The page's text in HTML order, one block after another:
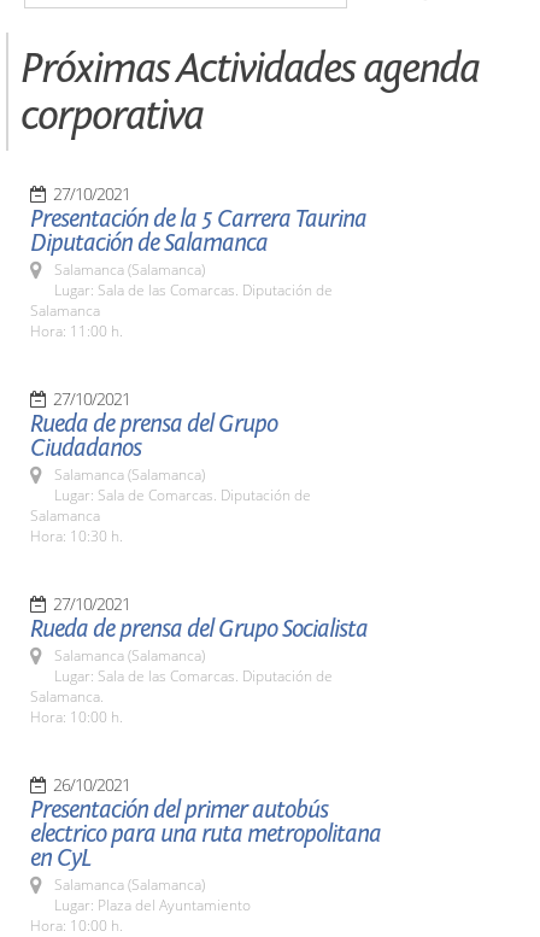
Próximas Actividades agenda
corporativa
27/10/2021
Presentación de la 5 Carrera Taurina
Diputación de Salamanca
Salamanca (Salamanca)
Lugar: Sala de las Comarcas. Diputación de
Salamanca
Hora: 11:00 h.
27/10/2021
Rueda de prensa del Grupo
Ciudadanos
Salamanca (Salamanca)
Lugar: Sala de Comarcas. Diputación de
Salamanca
Hora: 10:30 h.
27/10/2021
Rueda de prensa del Grupo Socialista
Salamanca (Salamanca)
Lugar: Sala de las Comarcas. Diputación de
Salamanca.
Hora: 10:00 h.
26/10/2021
Presentación del primer autobús
electrico para una ruta metropolitana
en CyL
Salamanca (Salamanca)
Lugar: Plaza del Ayuntamiento
Hora: 10:00 h.